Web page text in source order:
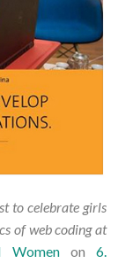
to celebrate girls
of web coding at
Women on 6.